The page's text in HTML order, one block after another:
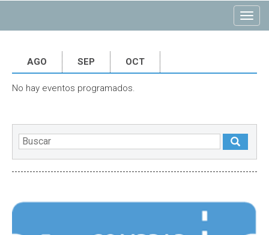
AGO SEP OCT
No hay eventos programados.